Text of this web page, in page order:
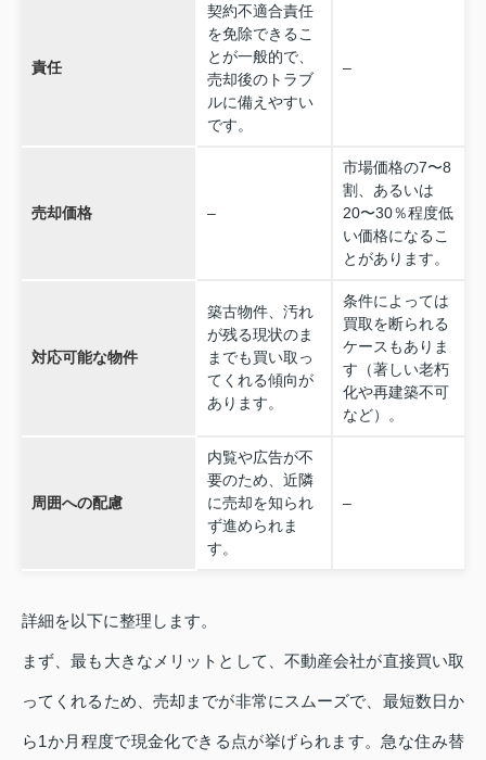
責任
契約不適合責任
を免除できるこ
とが一般的で、
売却後のトラブ
ルに備えやすい
です。
–
売却価格 –
市場価格の7〜8
割、あるいは
20〜30％程度低
い価格になるこ
とがあります。
対応可能な物件
築古物件、汚れ
が残る現状のま
までも買い取っ
てくれる傾向が
あります。
条件によっては
買取を断られる
ケースもありま
す（著しい老朽
化や再建築不可
など）。
周囲への配慮
内覧や広告が不
要のため、近隣
に売却を知られ
ず進められま
す。
–
詳細を以下に整理します。
まず、最も大きなメリットとして、不動産会社が直接買い取
ってくれるため、売却までが非常にスムーズで、最短数日か
ら1か月程度で現金化できる点が挙げられます。急な住み替